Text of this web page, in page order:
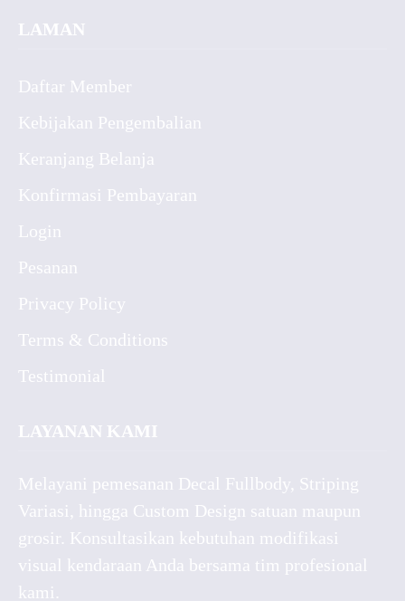
LAMAN
Daftar Member
Kebijakan Pengembalian
Keranjang Belanja
Konfirmasi Pembayaran
Login
Pesanan
Privacy Policy
Terms & Conditions
Testimonial
LAYANAN KAMI
Melayani pemesanan Decal Fullbody, Striping
Variasi, hingga Custom Design satuan maupun
grosir. Konsultasikan kebutuhan modifikasi
visual kendaraan Anda bersama tim profesional
kami.